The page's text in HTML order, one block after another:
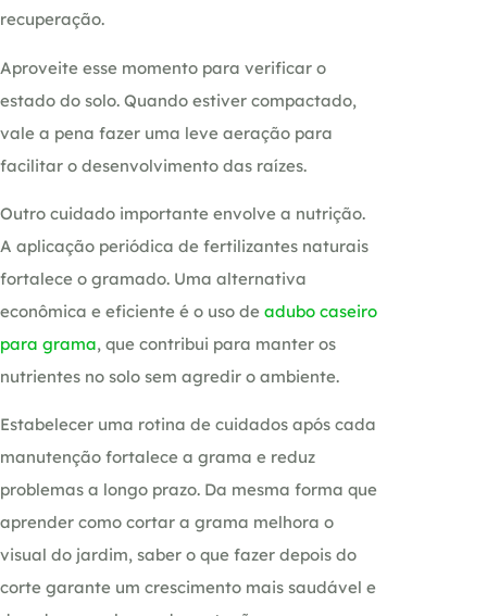
recuperação.
Aproveite esse momento para verificar o
estado do solo. Quando estiver compactado,
vale a pena fazer uma leve aeração para
facilitar o desenvolvimento das raízes.
Outro cuidado importante envolve a nutrição.
A aplicação periódica de fertilizantes naturais
fortalece o gramado. Uma alternativa
econômica e eficiente é o uso de adubo caseiro
para grama, que contribui para manter os
nutrientes no solo sem agredir o ambiente.
Estabelecer uma rotina de cuidados após cada
manutenção fortalece a grama e reduz
problemas a longo prazo. Da mesma forma que
aprender como cortar a grama melhora o
visual do jardim, saber o que fazer depois do
corte garante um crescimento mais saudável e